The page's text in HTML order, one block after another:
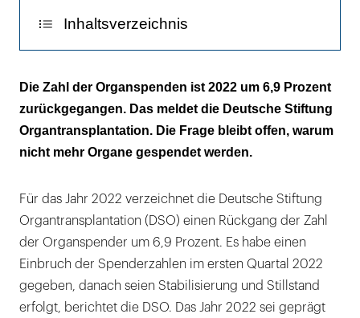
Inhaltsverzeichnis
8.500 Menschen stehen auf den Wartelisten
für ein Organ
Lauterbach startet neuen Anlauf für die
Widerspruchslösung
Die Zahl der Organspenden ist 2022 um 6,9 Prozent
zurückgegangen. Das meldet die Deutsche Stiftung
Organtransplantation. Die Frage bleibt offen, warum
nicht mehr Organe gespendet werden.
Für das Jahr 2022 verzeichnet die Deutsche Stiftung
Organtransplantation (DSO) einen Rückgang der Zahl
der Organspender um 6,9 Prozent. Es habe einen
Einbruch der Spenderzahlen im ersten Quartal 2022
gegeben, danach seien Stabilisierung und Stillstand
erfolgt, berichtet die DSO. Das Jahr 2022 sei geprägt